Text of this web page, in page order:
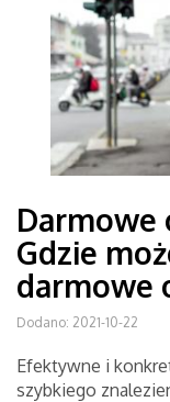
Darmowe
Gdzie
darmowe
Dodano: 2021-10-22
Efektywne i
szybkiego